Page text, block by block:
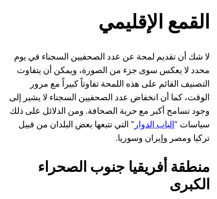
القمع الإقليمي
لا شك أن تقديم لمحة عن عدد الصحفيين السجناء في يوم
محدد لا يعكس سوى جزء من الصورة، ويمكن أن يتفاوت
التصنيف القائم على هذه اللمحة تفاوتاً كبيراً مع مرور
الوقت، كما أن انخفاض عدد الصحفيين السجناء لا يشير إلى
وجود تسامح أكبر مع حرية الصحافة. ومن الدلائل على ذلك
سياسات “الباب الدوار” التي تتبعها بعض البلدان من قبيل
تركيا ومصر وإيران وسوريا.
منطقة أفريقيا جنوب الصحراء
الكبرى